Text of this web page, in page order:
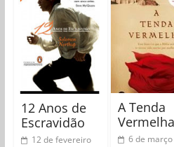
12 Anos de
Escravidão
12 de fevereiro
A Tenda
Vermelha
6 de março